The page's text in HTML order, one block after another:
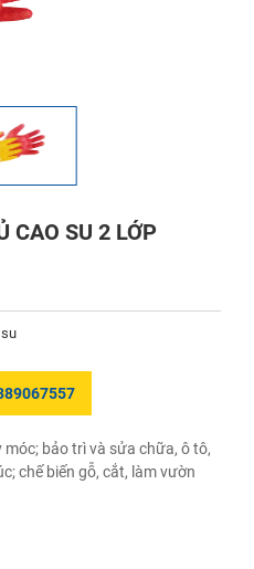
CAO SU 2 LỚP
bảo trì và sửa chữa, ô tô,
chế biến gỗ, cắt, làm vườn